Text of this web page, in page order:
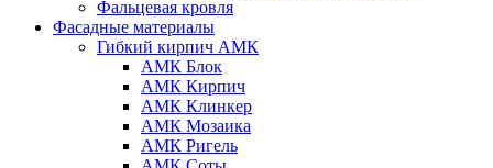
Фальцевая кровля
Фасадные материалы
Гибкий кирпич АМК
АМК Блок
АМК Кирпич
АМК Клинкер
АМК Мозаика
АМК Ригель